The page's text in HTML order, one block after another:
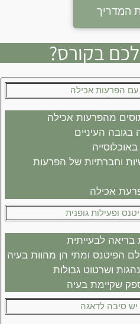
המדריך
בקורס?
מהפרעות אכילה
העיניים
וחברתיות של הפרעות
אכילה
בריאה לבעייתית
הפיטנס ומתי הן מהוות בעיה
ושרטוט גבולות
שקיימת בעיה